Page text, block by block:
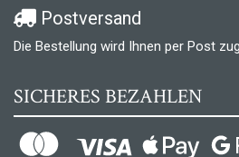
Postversand
Die Bestellung wird Ihnen per Post
SICHERES BEZAHLEN